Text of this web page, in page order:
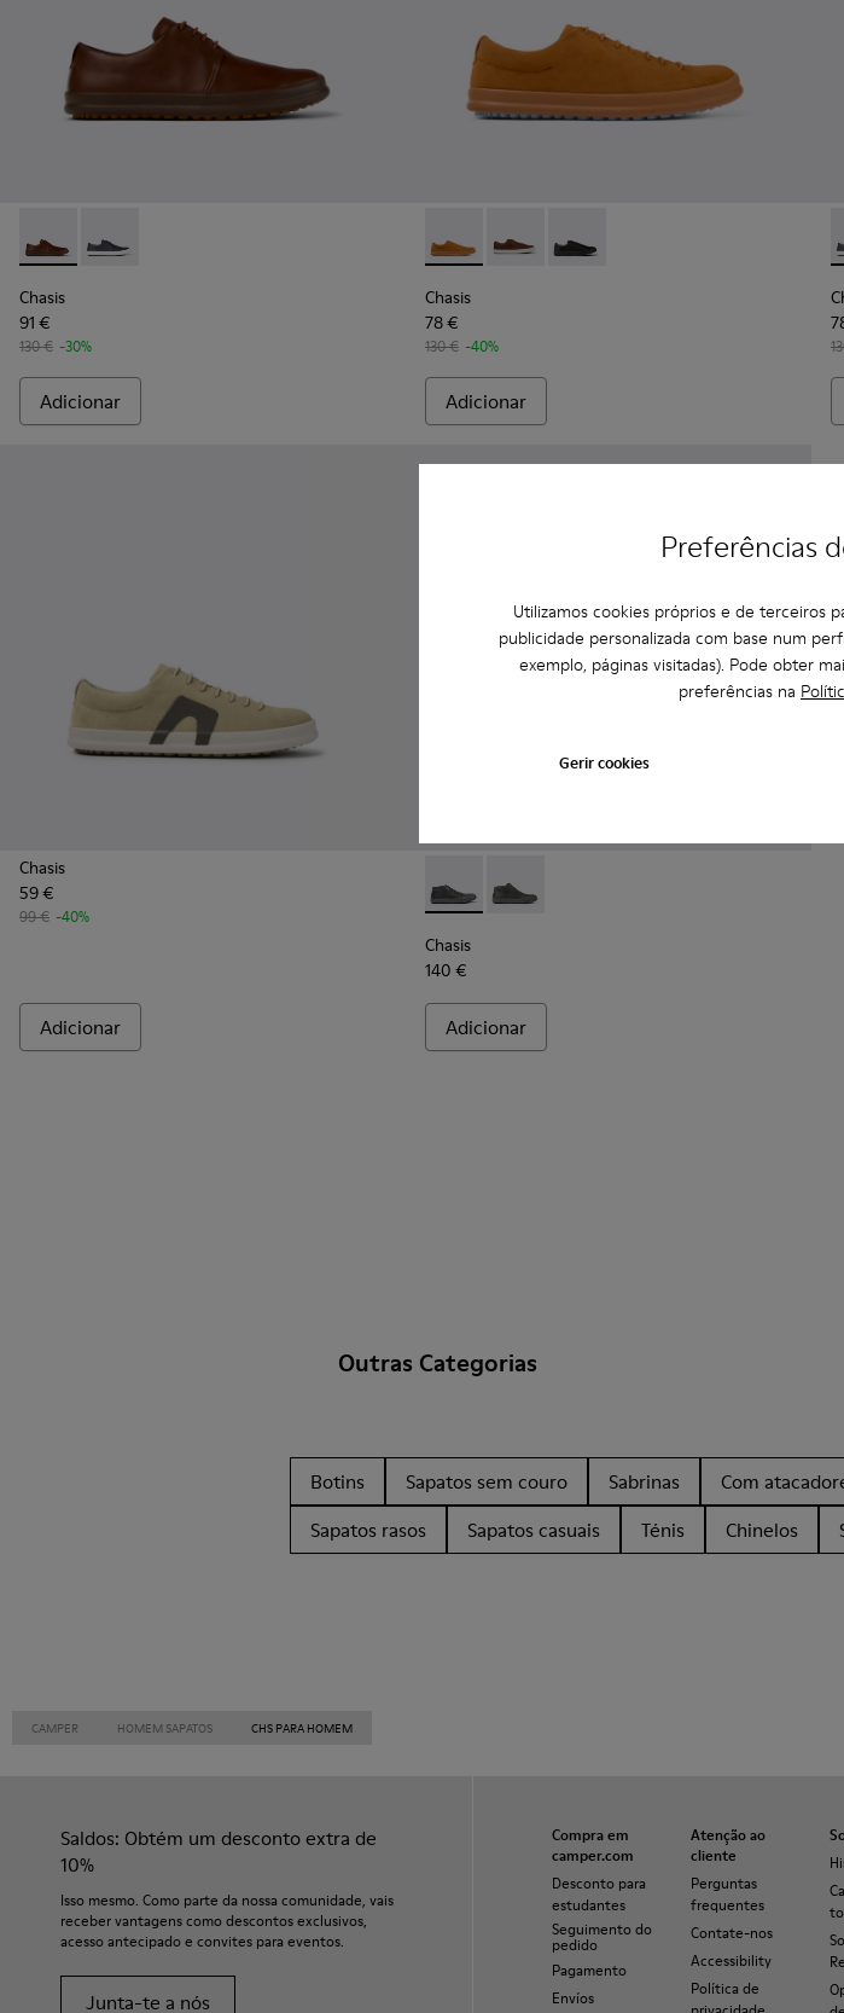
Preferências
Utilizamos cookies próprios e de terceiros
publicidade personalizada com base num
exemplo, páginas visitadas). Pode obter
preferências na
Gerir cookies
Chasis - K100836-016 - Sapatos de pele castanha Para homem.
Chasis - K100836-011 - Sapatos de pele azuis Para homem.
Chasis
91 €
130 € -30%
Adicionar
Chasis - K100373-042 - Sapatos em nobuck
Chasis - K100373-023 - Sapatos de pele
Chasis - K100373-008 - Sapatos
Chasis
78 €
130 € -40%
Adicionar
Chasis
59 €
99 € -40%
Adicionar
Chasis - K300432-001 - Botins em couro pretos
Chasis - K300432-003 - Botins em couro
Chasis
140 €
Adicionar
Outras Categorias
Botins Sapatos sem couro Sabrinas Com
Sapatos rasos
Sapatos casuais Ténis Chinelos
CAMPER HOMEM SAPATOS CHS PARA HOMEM
Saldos: Obtém um desconto extra de
10%
Isso mesmo. Como parte da nossa comunidade, vais
receber vantagens como descontos exclusivos,
acesso antecipado e convites para eventos.
Junta-te a nós
Compra em
camper.com
Desconto para
estudantes
Seguimento do
pedido
Pagamento
Envíos
Atenção ao
cliente
Perguntas
frequentes
Contate-nos
Accessibility
Política de